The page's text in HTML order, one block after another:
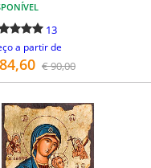
13
a partir de
€ 90,00